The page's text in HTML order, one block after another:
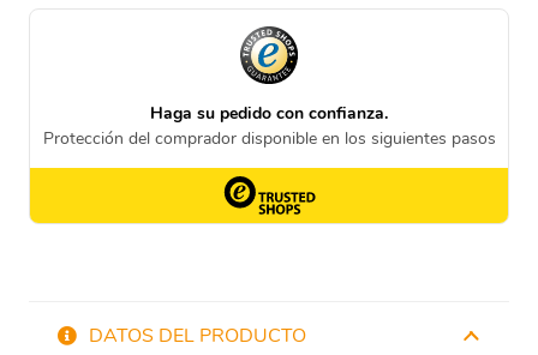
DATOS DEL PRODUCTO